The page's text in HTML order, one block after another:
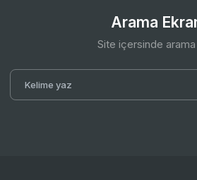
Arama
Site içersinde